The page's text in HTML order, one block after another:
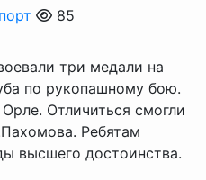
85
три медали на
по рукопашному бою.
Отличиться смогли
Ребятам
высшего достоинства.